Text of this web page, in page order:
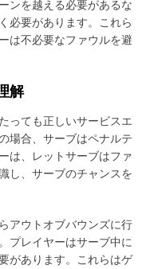
ンを越える必要があるな
必要があります。これら
は不必要なファウルを避
解
っても正しいサービスエ
場合、サーブはペナルテ
は、レットサーブはファ
し、サーブのチャンスを
アウトオブバウンズに行
プレイヤーはサーブ中に
があります。これらはゲ